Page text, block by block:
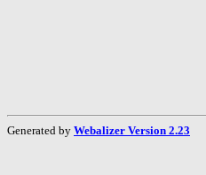
Generated by Webalizer Version 2.23